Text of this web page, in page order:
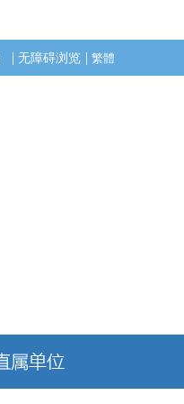
| 无障碍浏览 | 繁體